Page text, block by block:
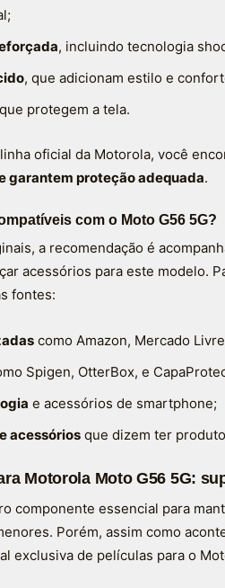
, incluindo tecnologia
, que adicionam estilo e
protegem a tela.
oficial da Motorola, você
garantem proteção adequada.
com o Moto G56 5G?
a recomendação é
acessórios para este modelo.
fontes:
como Amazon, Mercado
Spigen, OtterBox, e
e acessórios de smartphone;
acessórios que dizem ter
Motorola Moto G56 5G:
componente essencial para
Porém, assim como
exclusiva de películas para o